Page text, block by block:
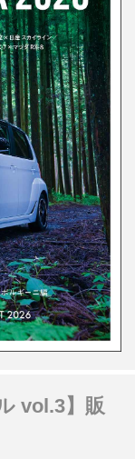
vol.3】販